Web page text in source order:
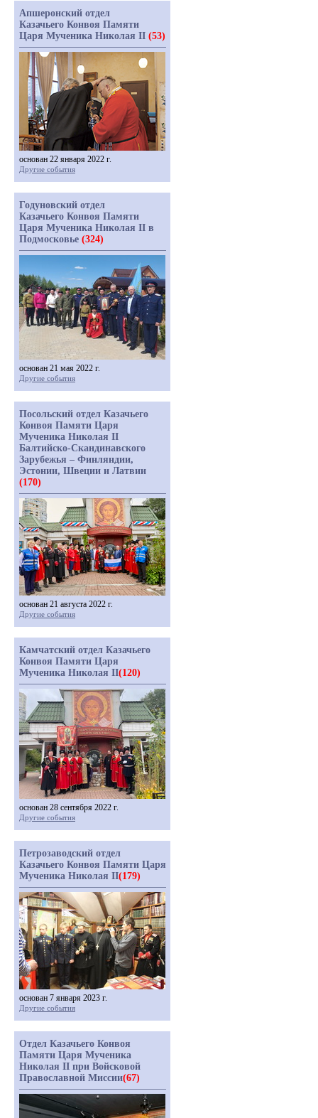
Апшеронский отдел
Казачьего Конвоя Памяти
Царя Мученика Николая II (53)
основан 22 января 2022 г.
Другие события
Годуновский отдел
Казачьего Конвоя Памяти
Царя Мученика Николая II в
Подмосковье (324)
основан 21 мая 2022 г.
Другие события
Посольский отдел Казачьего
Конвоя Памяти Царя
Мученика Николая II
Балтийско-Скандинавского
Зарубежья – Финляндии,
Эстонии, Швеции и Латвии
(170)
основан 21 августа 2022 г.
Другие события
Камчатский отдел Казачьего
Конвоя Памяти Царя
Мученика Николая II(120)
основан 28 сентября 2022 г.
Другие события
Петрозаводский отдел
Казачьего Конвоя Памяти Царя
Мученика Николая II(179)
основан 7 января 2023 г.
Другие события
Отдел Казачьего Конвоя
Памяти Царя Мученика
Николая II при Войсковой
Православной Миссии(67)